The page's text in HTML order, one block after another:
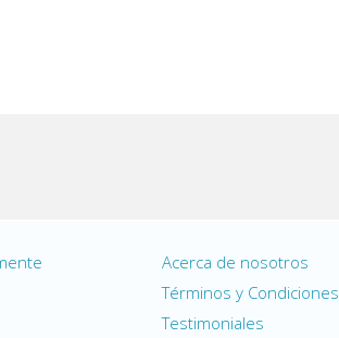
Acerca de nosotros
Términos y Condiciones
Testimoniales